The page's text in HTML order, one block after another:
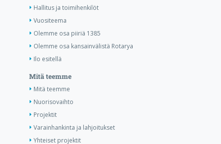
Hallitus ja toimihenkilöt
Vuositeema
Olemme osa piiriä 1385
Olemme osa kansainvälistä Rotarya
Ilo esitellä
Mitä teemme
Mitä teemme
Nuorisovaihto
Projektit
Varainhankinta ja lahjoitukset
Yhteiset projektit